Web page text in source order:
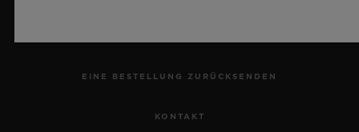
EINE BESTELLUNG ZURÜCKSENDEN
KONTAKT